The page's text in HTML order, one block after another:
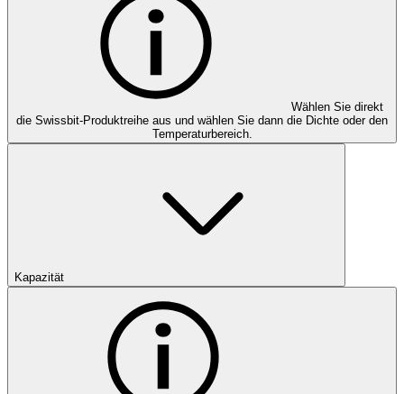
Wählen Sie direkt
die Swissbit-Produktreihe aus und wählen Sie dann die Dichte oder den
Temperaturbereich.
Kapazität